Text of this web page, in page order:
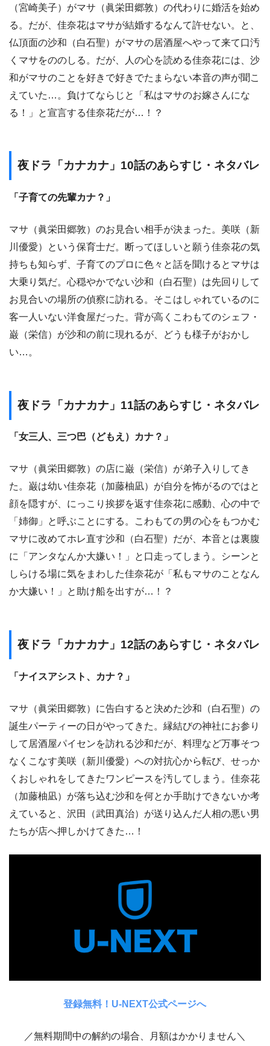
（宮崎美子）がマサ（眞栄田郷敦）の代わりに婚活を始め
る。だが、佳奈花はマサが結婚するなんて許せない。と、
仏頂面の沙和（白石聖）がマサの居酒屋へやって来て口汚
くマサをののしる。だが、人の心を読める佳奈花には、沙
和がマサのことを好きで好きでたまらない本音の声が聞こ
えていた…。負けてならじと「私はマサのお嫁さんにな
る！」と宣言する佳奈花だが…！？
夜ドラ「カナカナ」10話のあらすじ・ネタバレ
「子育ての先輩カナ？」
マサ（眞栄田郷敦）のお見合い相手が決まった。美咲（新
川優愛）という保育士だ。断ってほしいと願う佳奈花の気
持ちも知らず、子育てのプロに色々と話を聞けるとマサは
大乗り気だ。心穏やかでない沙和（白石聖）は先回りして
お見合いの場所の偵察に訪れる。そこはしゃれているのに
客一人いない洋食屋だった。背が高くこわもてのシェフ・
巌（栄信）が沙和の前に現れるが、どうも様子がおかし
い…。
夜ドラ「カナカナ」11話のあらすじ・ネタバレ
「女三人、三つ巴（どもえ）カナ？」
マサ（眞栄田郷敦）の店に巌（栄信）が弟子入りしてき
た。巌は幼い佳奈花（加藤柚凪）が自分を怖がるのではと
顔を隠すが、にっこり挨拶を返す佳奈花に感動、心の中で
「姉御」と呼ぶことにする。こわもての男の心をもつかむ
マサに改めてホレ直す沙和（白石聖）だが、本音とは裏腹
に「アンタなんか大嫌い！」と口走ってしまう。シーンと
しらける場に気をまわした佳奈花が「私もマサのことなん
か大嫌い！」と助け船を出すが…！？
夜ドラ「カナカナ」12話のあらすじ・ネタバレ
「ナイスアシスト、カナ？」
マサ（眞栄田郷敦）に告白すると決めた沙和（白石聖）の
誕生パーティーの日がやってきた。縁結びの神社にお参り
して居酒屋パイセンを訪れる沙和だが、料理など万事そつ
なくこなす美咲（新川優愛）への対抗心から転び、せっか
くおしゃれをしてきたワンピースを汚してしまう。佳奈花
（加藤柚凪）が落ち込む沙和を何とか手助けできないか考
えていると、沢田（武田真治）が送り込んだ人相の悪い男
たちが店へ押しかけてきた…！
登録無料！U-NEXT公式ページへ
／無料期間中の解約の場合、月額はかかりません＼